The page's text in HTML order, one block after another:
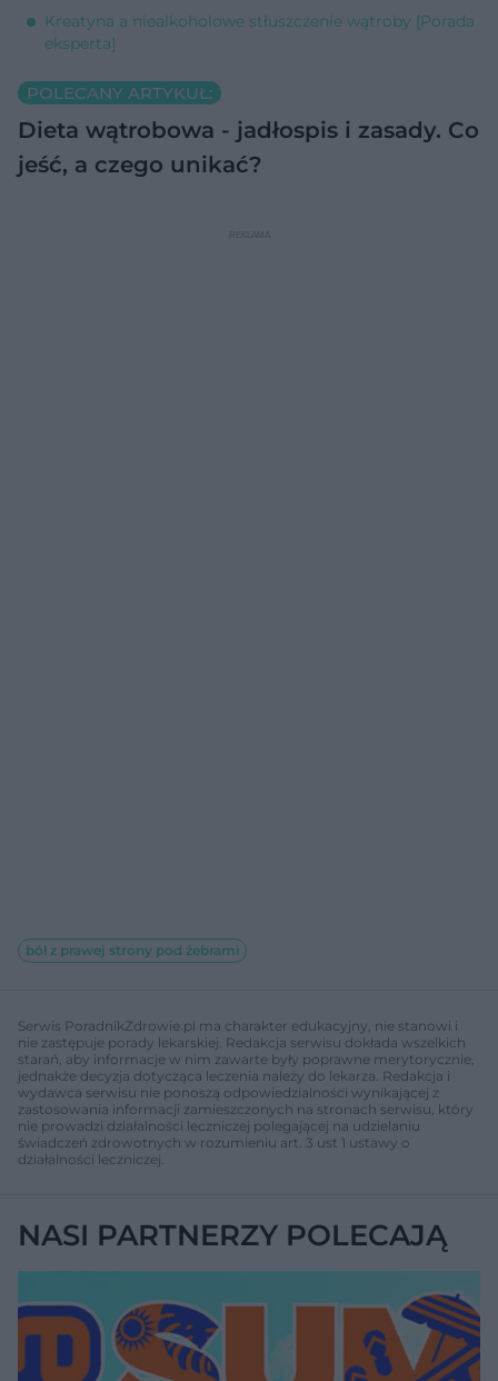
Kreatyna a niealkoholowe stłuszczenie wątroby [Porada
eksperta]
POLECANY ARTYKUŁ:
Dieta wątrobowa - jadłospis i zasady. Co
jeść, a czego unikać?
ból z prawej strony pod żebrami
Serwis PoradnikZdrowie.pl ma charakter edukacyjny, nie stanowi i
nie zastępuje porady lekarskiej. Redakcja serwisu dokłada wszelkich
starań, aby informacje w nim zawarte były poprawne merytorycznie,
jednakże decyzja dotycząca leczenia należy do lekarza. Redakcja i
wydawca serwisu nie ponoszą odpowiedzialności wynikającej z
zastosowania informacji zamieszczonych na stronach serwisu, który
nie prowadzi działalności leczniczej polegającej na udzielaniu
świadczeń zdrowotnych w rozumieniu art. 3 ust 1 ustawy o
działalności leczniczej.
NASI PARTNERZY POLECAJĄ